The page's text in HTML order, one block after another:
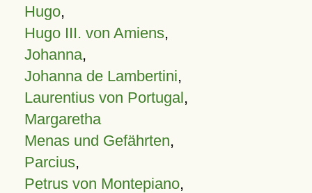
Hugo,
Hugo III. von Amiens,
Johanna,
Johanna de Lambertini,
Laurentius von Portugal,
Margaretha
Menas und Gefährten,
Parcius,
Petrus von Montepiano,